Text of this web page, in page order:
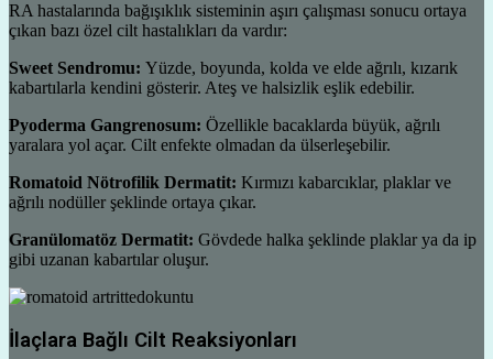
RA hastalarında bağışıklık sisteminin aşırı çalışması sonucu ortaya
çıkan bazı özel cilt hastalıkları da vardır:
Sweet Sendromu: Yüzde, boyunda, kolda ve elde ağrılı, kızarık
kabartılarla kendini gösterir. Ateş ve halsizlik eşlik edebilir.
Pyoderma Gangrenosum: Özellikle bacaklarda büyük, ağrılı
yaralara yol açar. Cilt enfekte olmadan da ülserleşebilir.
Romatoid Nötrofilik Dermatit: Kırmızı kabarcıklar, plaklar ve
ağrılı nodüller şeklinde ortaya çıkar.
Granülomatöz Dermatit: Gövdede halka şeklinde plaklar ya da ip
gibi uzanan kabartılar oluşur.
İlaçlara Bağlı Cilt Reaksiyonları